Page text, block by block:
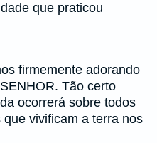
que praticou
firmemente adorando
Tão certo
ocorrerá sobre todos
vivificam a terra nos